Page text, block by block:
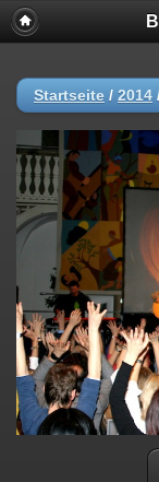
Startseite / 2014